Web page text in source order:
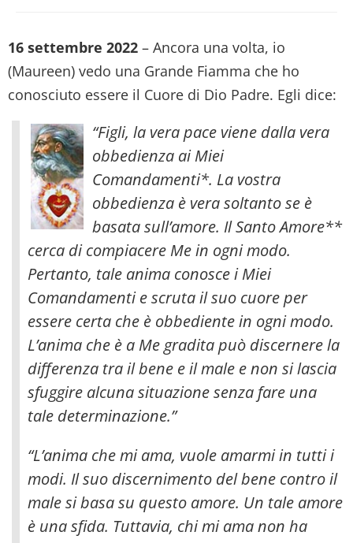
16 settembre 2022 – Ancora una volta, io
(Maureen) vedo una Grande Fiamma che ho
conosciuto essere il Cuore di Dio Padre. Egli dice:
“Figli, la vera pace viene dalla vera
obbedienza ai Miei
Comandamenti*. La vostra
obbedienza è vera soltanto se è
basata sull’amore. Il Santo Amore**
cerca di compiacere Me in ogni modo.
Pertanto, tale anima conosce i Miei
Comandamenti e scruta il suo cuore per
essere certa che è obbediente in ogni modo.
L’anima che è a Me gradita può discernere la
differenza tra il bene e il male e non si lascia
sfuggire alcuna situazione senza fare una
tale determinazione.”
“L’anima che mi ama, vuole amarmi in tutti i
modi. Il suo discernimento del bene contro il
male si basa su questo amore. Un tale amore
è una sfida. Tuttavia, chi mi ama non ha